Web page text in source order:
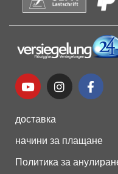
доставка
начини за плащане
Политика за